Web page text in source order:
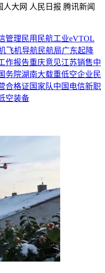
大网 人民日报 腾讯新闻
管理 民用 民航工业eVTOL
飞机导航民航局广东起降
作报告重庆意见江苏销售中
务院湖南大载重低空企业 民
合格证 国家队中国电信新职
空装备